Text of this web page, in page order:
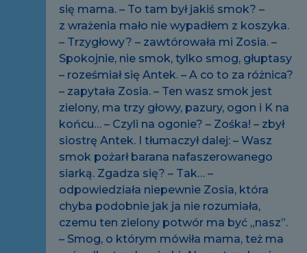
się mama. – To tam był jakiś smok? –
z wrażenia mało nie wypadłem z koszyka.
– Trzygłowy? – zawtórowała mi Zosia. –
Spokojnie, nie smok, tylko smog, głuptasy
– roześmiał się Antek. – A co to za różnica?
– zapytała Zosia. – Ten wasz smok jest
zielony, ma trzy głowy, pazury, ogon i K na
końcu… – Czyli na ogonie? – Zośka! – zbył
siostrę Antek. I tłumaczył dalej: – Wasz
smok pożarł barana nafaszerowanego
siarką. Zgadza się? – Tak… –
odpowiedziała niepewnie Zosia, która
chyba podobnie jak ja nie rozumiała,
czemu ten zielony potwór ma być „nasz”.
– Smog, o którym mówiła mama, też ma